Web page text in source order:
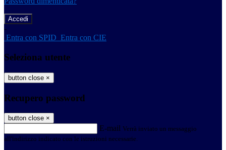
-
Entra con SPID Entra con CIE
Seleziona utente
button close ×
Recupero password
button close ×
E-mail Verrà inviato un messaggio
all'indirizzo indicato con le istruzioni necessarie.